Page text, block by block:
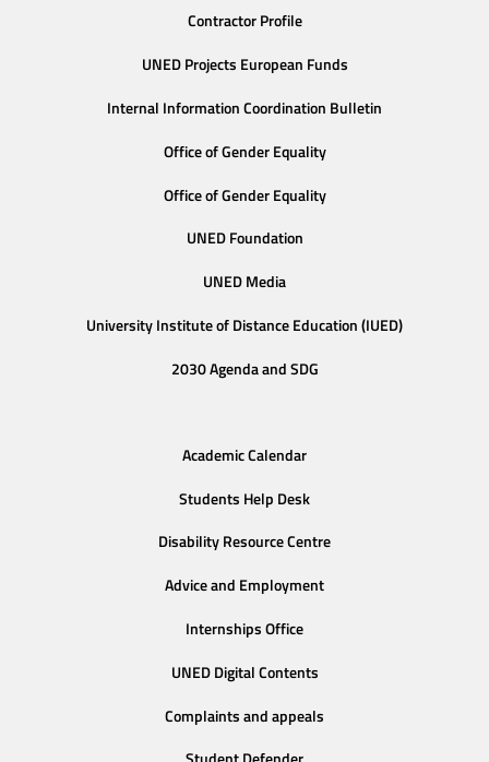
Contractor Profile
UNED Projects European Funds
Internal Information Coordination Bulletin
Office of Gender Equality
Office of Gender Equality
UNED Foundation
UNED Media
University Institute of Distance Education (IUED)
2030 Agenda and SDG
Academic Calendar
Students Help Desk
Disability Resource Centre
Advice and Employment
Internships Office
UNED Digital Contents
Complaints and appeals